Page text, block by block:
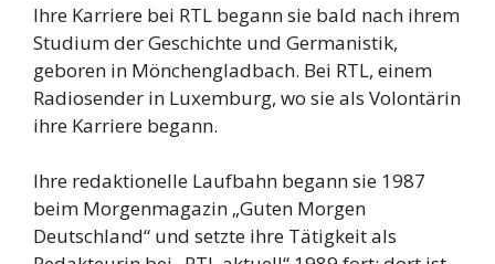
Ihre Karriere bei RTL begann sie bald nach ihrem
Studium der Geschichte und Germanistik,
geboren in Mönchengladbach. Bei RTL, einem
Radiosender in Luxemburg, wo sie als Volontärin
ihre Karriere begann.
Ihre redaktionelle Laufbahn begann sie 1987
beim Morgenmagazin „Guten Morgen
Deutschland“ und setzte ihre Tätigkeit als